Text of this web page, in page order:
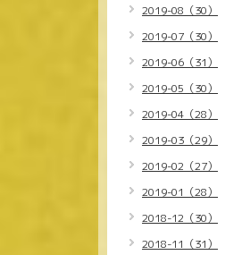
2019-08（30）
2019-07（30）
2019-06（31）
2019-05（30）
2019-04（28）
2019-03（29）
2019-02（27）
2019-01（28）
2018-12（30）
2018-11（31）